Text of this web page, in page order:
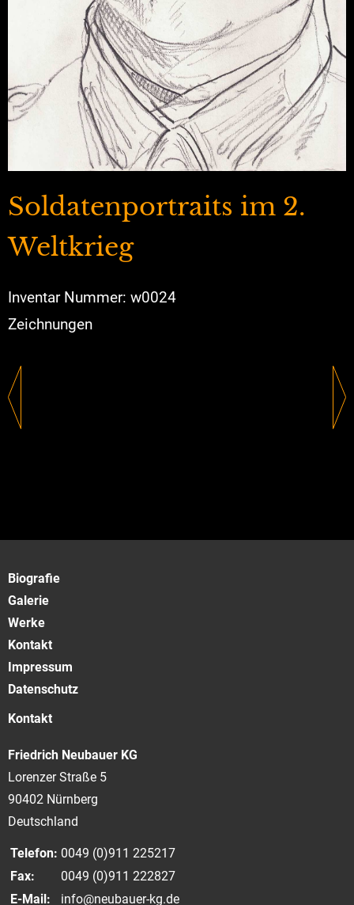
Soldatenportraits im 2.
Weltkrieg
Inventar Nummer: w0024
Zeichnungen
Biografie
Galerie
Werke
Kontakt
Impressum
Datenschutz
Kontakt
Friedrich Neubauer KG
Lorenzer Straße 5
90402 Nürnberg
Deutschland
Telefon: 0049 (0)911 225217
Fax:
0049 (0)911 222827
E-Mail:
info@neubauer-kg.de